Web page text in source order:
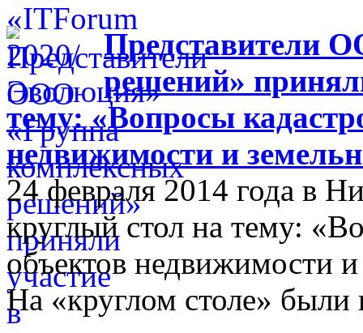
Представители
решений»
тему: «Вопросы
недвижимости и
24 февраля 2014 года в
круглый стол на тему:
объектов недвижимости
На «круглом столе»